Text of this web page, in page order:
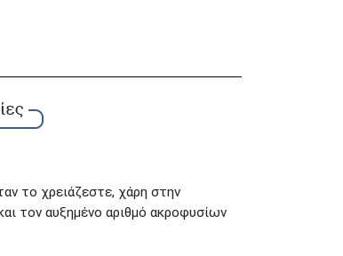
το χρειάζεστε, χάρη στην
τον αυξημένο αριθμό ακροφυσίων